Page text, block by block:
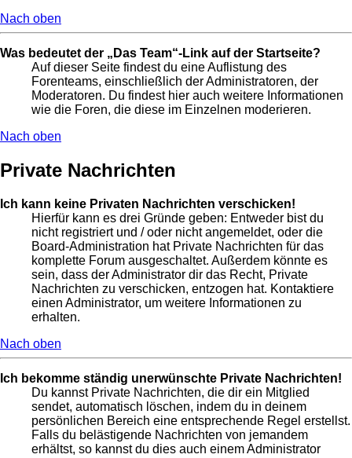
Nach oben
Was bedeutet der „Das Team“-Link auf der Startseite?
Auf dieser Seite findest du eine Auflistung des
Forenteams, einschließlich der Administratoren, der
Moderatoren. Du findest hier auch weitere Informationen
wie die Foren, die diese im Einzelnen moderieren.
Nach oben
Private Nachrichten
Ich kann keine Privaten Nachrichten verschicken!
Hierfür kann es drei Gründe geben: Entweder bist du
nicht registriert und / oder nicht angemeldet, oder die
Board-Administration hat Private Nachrichten für das
komplette Forum ausgeschaltet. Außerdem könnte es
sein, dass der Administrator dir das Recht, Private
Nachrichten zu verschicken, entzogen hat. Kontaktiere
einen Administrator, um weitere Informationen zu
erhalten.
Nach oben
Ich bekomme ständig unerwünschte Private Nachrichten!
Du kannst Private Nachrichten, die dir ein Mitglied
sendet, automatisch löschen, indem du in deinem
persönlichen Bereich eine entsprechende Regel erstellst.
Falls du belästigende Nachrichten von jemandem
erhältst, so kannst du dies auch einem Administrator